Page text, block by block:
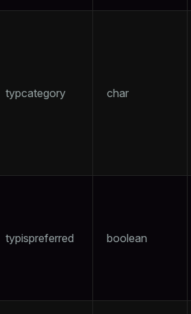
typcategory char
typispreferred boolean